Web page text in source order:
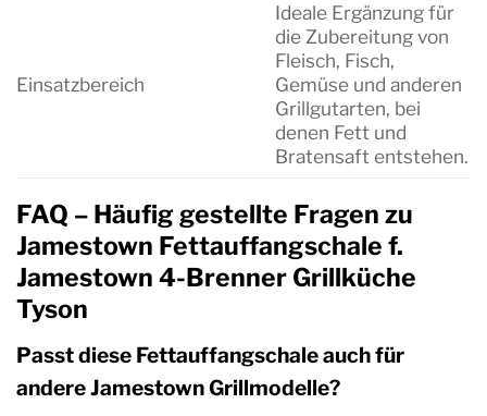
Einsatzbereich
Ideale Ergänzung für
die Zubereitung von
Fleisch, Fisch,
Gemüse und anderen
Grillgutarten, bei
denen Fett und
Bratensaft entstehen.
FAQ – Häufig gestellte Fragen zu
Jamestown Fettauffangschale f.
Jamestown 4-Brenner Grillküche
Tyson
Passt diese Fettauffangschale auch für
andere Jamestown Grillmodelle?